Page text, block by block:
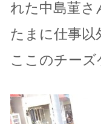
れた中島菫さ
たまに仕事
ここのチー